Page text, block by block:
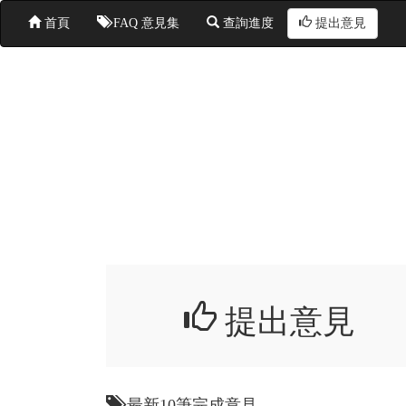
首頁 FAQ 意見集 查詢進度 提出意見
提出意見